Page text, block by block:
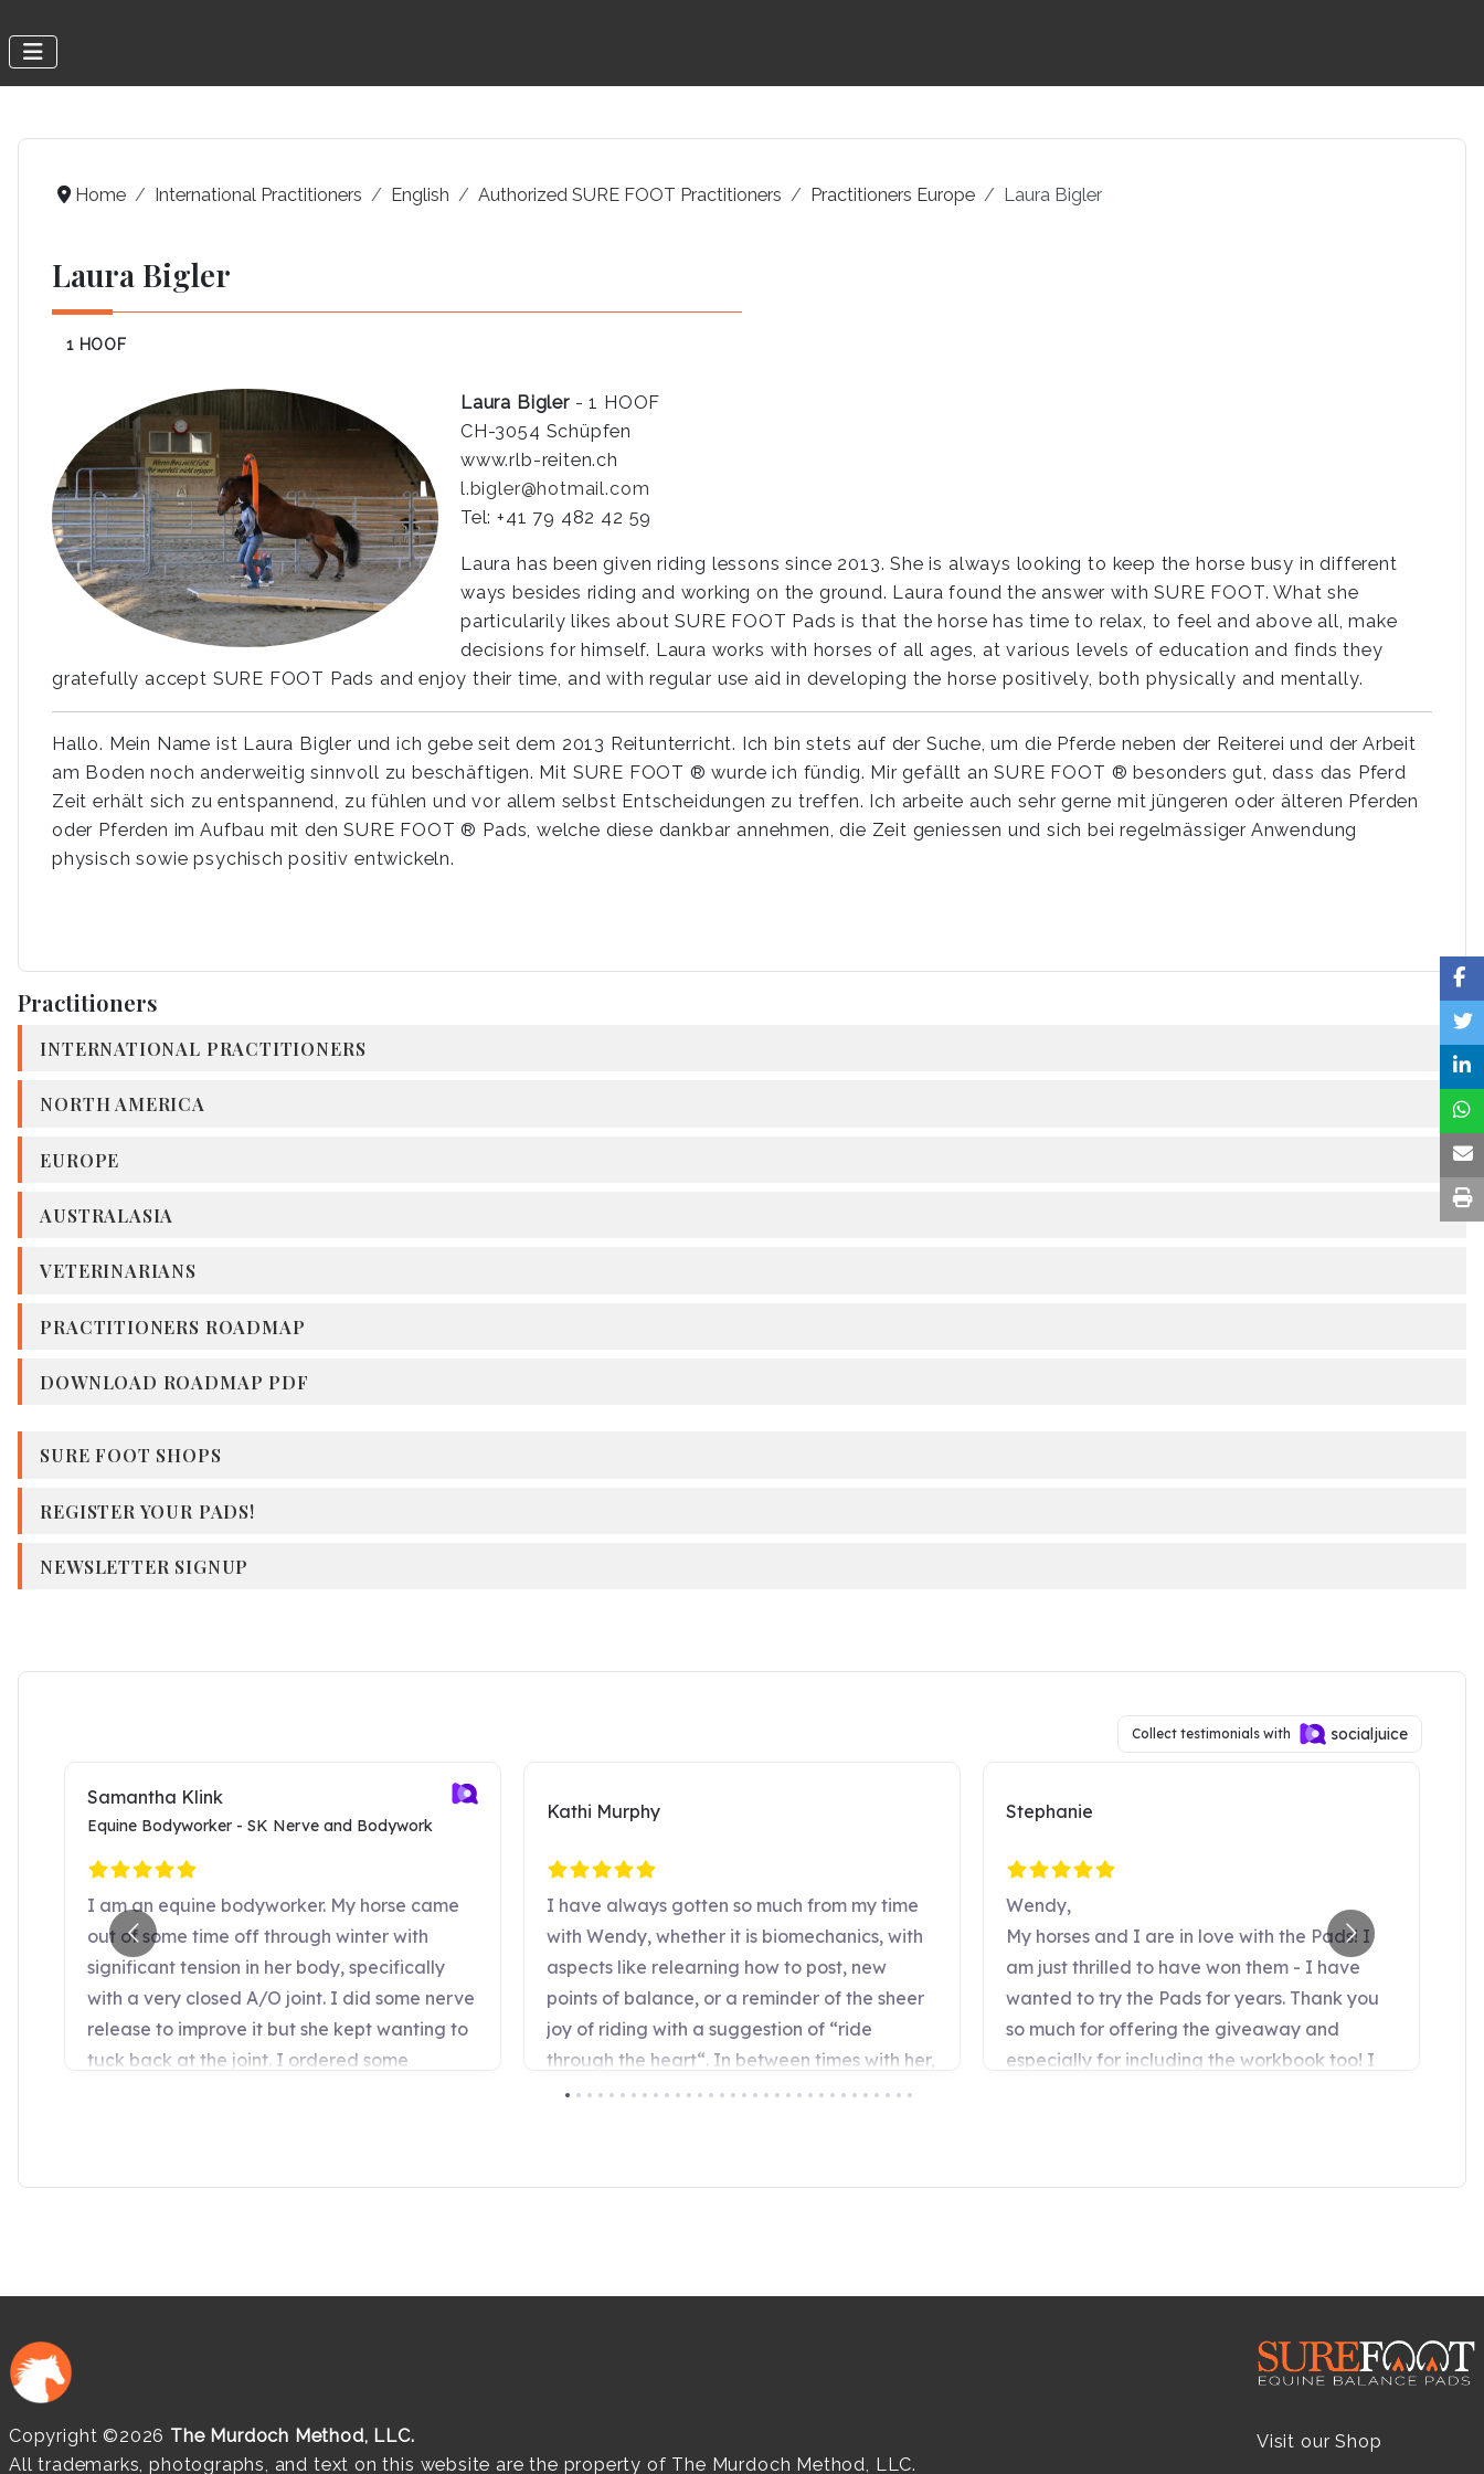
Home International Practitioners English Authorized SURE FOOT Practitioners Practitioners Europe Laura Bigler
Laura Bigler
1 HOOF
Laura Bigler- 1 HOOF
CH-3054 Schüpfen
www.rlb-reiten.ch
l.bigler@hotmail.com
Tel: +41 79 482 42 59
Laura has been given riding lessons since 2013. She is always looking to keep the horse busy in different
ways besides riding and working on the ground. Laura found the answer with SURE FOOT. What she
particularily likes about SURE FOOT Pads is that the horse has time to relax, to feel and above all, make
decisions for himself. Laura works with horses of all ages, at various levels of education and finds they
gratefully accept SURE FOOT Pads and enjoy their time, and with regular use aid in developing the horse positively, both physically and mentally.
Hallo. Mein Name ist Laura Bigler und ich gebe seit dem 2013 Reitunterricht. Ich bin stets auf der Suche, um die Pferde neben der Reiterei und der Arbeit
am Boden noch anderweitig sinnvoll zu beschäftigen. Mit SURE FOOT ® wurde ich fündig. Mir gefällt an SURE FOOT ® besonders gut, dass das Pferd
Zeit erhält sich zu entspannend, zu fühlen und vor allem selbst Entscheidungen zu treffen. Ich arbeite auch sehr gerne mit jüngeren oder älteren Pferden
oder Pferden im Aufbau mit den SURE FOOT ® Pads, welche diese dankbar annehmen, die Zeit geniessen und sich bei regelmässiger Anwendung
physisch sowie psychisch positiv entwickeln.
Practitioners
INTERNATIONAL PRACTITIONERS
NORTH AMERICA
EUROPE
AUSTRALASIA
VETERINARIANS
PRACTITIONERS ROADMAP
DOWNLOAD ROADMAP PDF
SURE FOOT SHOPS
REGISTER YOUR PADS!
NEWSLETTER SIGNUP
Copyright ©2026 The Murdoch Method, LLC.
All trademarks, photographs, and text on this website are the property of The Murdoch Method, LLC.
Visit our Shop